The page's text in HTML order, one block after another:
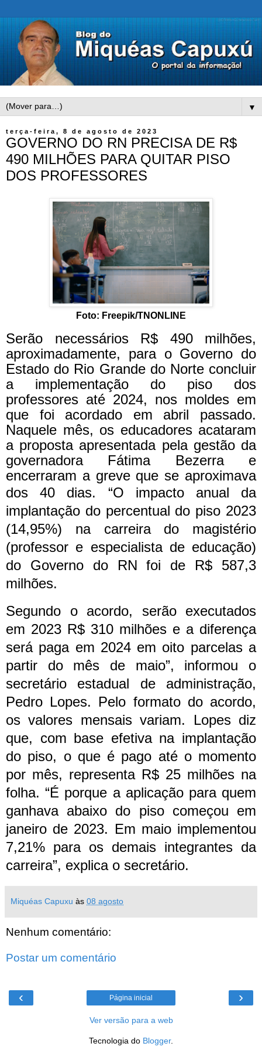
▼
terça-feira, 8 de agosto de 2023
GOVERNO DO RN PRECISA DE R$
490 MILHÕES PARA QUITAR PISO
DOS PROFESSORES
Foto: Freepik/TNONLINE
Serão necessários R$ 490 milhões,
aproximadamente, para o Governo do
Estado do Rio Grande do Norte concluir
a implementação do piso dos
professores até 2024, nos moldes em
que foi acordado em abril passado.
Naquele mês, os educadores acataram
a proposta apresentada pela gestão da
governadora Fátima Bezerra e
encerraram a greve que se aproximava
dos 40 dias. “O impacto anual da
implantação do percentual do piso 2023
(14,95%) na carreira do magistério
(professor e especialista de educação)
do Governo do RN foi de R$ 587,3
milhões.
Segundo o acordo, serão executados
em 2023 R$ 310 milhões e a diferença
será paga em 2024 em oito parcelas a
partir do mês de maio”, informou o
secretário estadual de administração,
Pedro Lopes. Pelo formato do acordo,
os valores mensais variam. Lopes diz
que, com base efetiva na implantação
do piso, o que é pago até o momento
por mês, representa R$ 25 milhões na
folha. “É porque a aplicação para quem
ganhava abaixo do piso começou em
janeiro de 2023. Em maio implementou
7,21% para os demais integrantes da
carreira”, explica o secretário.
Miquéas Capuxu às 08 agosto
Nenhum comentário:
Postar um comentário
‹ ›
Página inicial
Ver versão para a web
Tecnologia do Blogger.